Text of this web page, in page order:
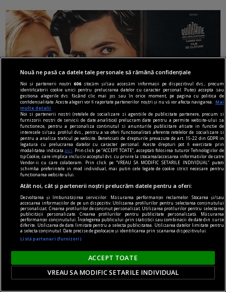
dilematograf
Plăcerea complotului
Pariser nu e naiv: Europa nu mai e aceeași.
Victor MOROZOV
Parteneri
Nouă ne pasă ca datele tale personale să rămână confidențiale
Noi și partenerii noștri606 stocăm și/sau accesăm informații pe dispozitivul dvs., precum
identificatorii cookie unici pentru prelucrarea datelor cu caracter personal. Puteți accepta sau
gestiona alegerile dvs. făcând clic mai jos sau în orice moment, pe pagina cu politica de
confidențialitate. Aceste alegeri vor fi raportate partenerilor noștri și nu vă vor afecta navigarea.
Mai
multe detalii
Noi si partenerii nostri (retelele de socializare si agentiile de publicitate partenere, precum si
furnizorii nostri de servicii de date analitice) prelucram date pentru a permite website-ului sa
functioneze, pentru a personaliza continutul si anunturile publicitare afisate in functie de
interesele si/sau profilul dvs., pentru a va oferi functionalitati aferente retelelor de socializare si
pentru a analiza traficul pe website. Beneficiati de drepturile prevazute de art. 15-22 din GDPR in
legatura cu prelucrarea datelor cu caracter personal. Aceste drepturi pot fi exercitate prin
modalitatea indicataaici
. Prin click pe “ACCEPT TOATE”, acceptati folosirea tuturor Tehnologiilor de
tip Cookie, care implica inclusiv acceptul dvs. cu privire la stocarea/accesarea informatiilor de catre
Vendor-ii cu care colaboram. Prin click pe “VREAU SA MODIFIC SETARILE INDIVIDUAL” puteti
schimba preferintele in mod individual, mai putin cele legate de cookie strict necesare pentru
functionarea website-ului.
Atât noi, cât și partenerii noștri prelucrăm datele pentru a oferi:
Dezvoltarea și îmbunătățirea serviciilor. Măsurarea performanței reclamelor. Stocarea și/sau
accesarea informațiilor de pe un dispozitiv. Utilizarea profilurilor pentru selectarea conținutului
personalizat. Crearea profilurilor de conținut personalizat. Utilizarea profilurilor pentru selectarea
publicității personalizate. Crearea profilurilor pentru publicitate personalizată. Măsurarea
performanței conținutului. Înțelegerea publicului prin statistici sau combinații de date din surse
diferite. Utilizarea de date limitate pentru a selecta publicitatea. Utilizarea datelor limitate pentru
a selecta conținutul. Date precise de geolocație și identificarea prin scanarea dispozitivului.
Listă parteneri (furnizori)
ACCEPT TOATE
VREAU SA MODIFIC SETARILE INDIVIDUAL